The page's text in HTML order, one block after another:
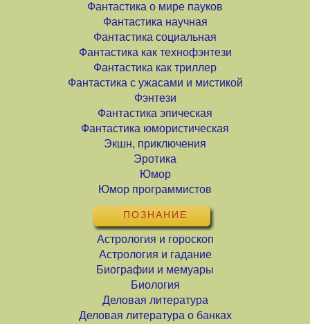
Фантастика о мире пауков
Фантастика научная
Фантастика социальная
Фантастика как технофэнтези
Фантастика как триллер
Фантастика с ужасами и мистикой
Фэнтези
Фантастика эпическая
Фантастика юмористическая
Экшн, приключения
Эротика
Юмор
Юмор программистов
ПОЗНАНИЕ
Астрология и гороскоп
Астрология и гадание
Биографии и мемуары
Биология
Деловая литература
Деловая литература о банках